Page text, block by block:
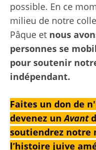
possible. En ce
milieu de notre
Pâque et nous
personnes se
pour soutenir
indépendant.
Faites un don de
devenez unAvant
soutiendrez notre
l’histoire juive